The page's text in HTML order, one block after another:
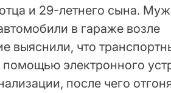
и 29-летнего сына.
в гараже возле
выяснили, что
электронного
после чего